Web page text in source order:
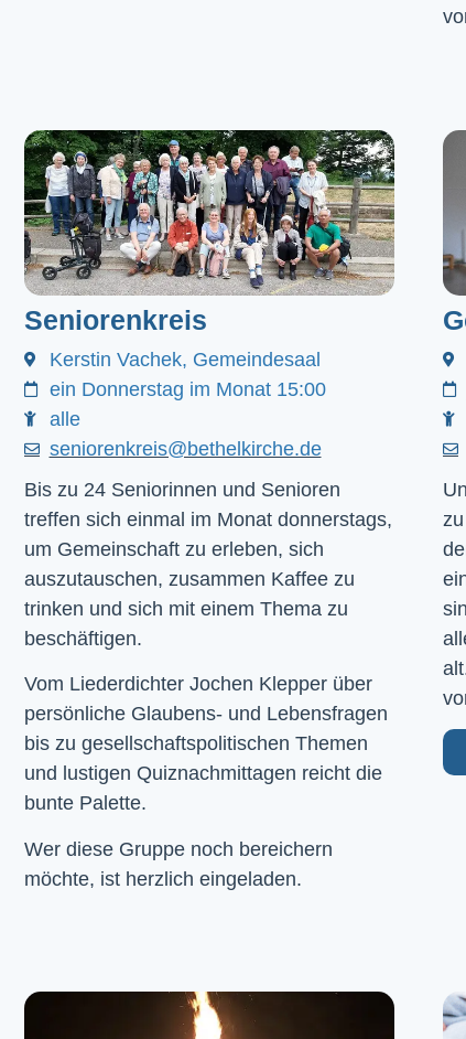
Seniorenkreis
Kerstin Vachek, Gemeindesaal
ein Donnerstag im Monat 15:00
alle
seniorenkreis@bethelkirche.de
Bis zu 24 Seniorinnen und Senioren
treffen sich einmal im Monat donnerstags,
um Gemeinschaft zu erleben, sich
auszutauschen, zusammen Kaffee zu
trinken und sich mit einem Thema zu
beschäftigen.
Vom Liederdichter Jochen Klepper über
persönliche Glaubens- und Lebensfragen
bis zu gesellschaftspolitischen Themen
und lustigen Quiznachmittagen reicht die
bunte Palette.
Wer diese Gruppe noch bereichern
möchte, ist herzlich eingeladen.